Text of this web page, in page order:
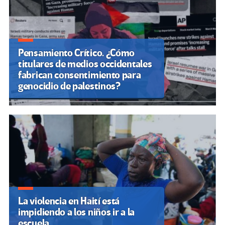
Pensamiento Crítico. ¿Cómo
titulares de medios occidentales
fabrican consentimiento para
genocidio de palestinos?
La violencia en Haití está
impidiendo a los niños ir a la